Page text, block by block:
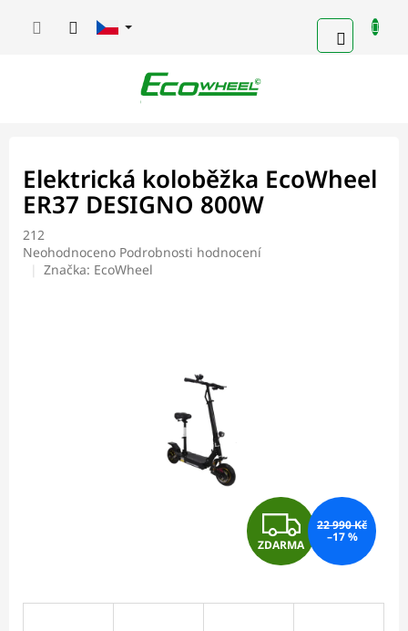
KOŠÍK
Elektrická koloběžka EcoWheel
ER37 DESIGNO 800W
212
Průměrné
hodnocení
Neohodnoceno Podrobnosti hodnocení
Značka: EcoWheel
Z
D
A
ZDARMA
22 990 Kč
–17 %